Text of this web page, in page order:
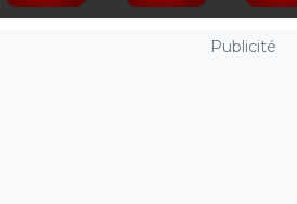
Publicité